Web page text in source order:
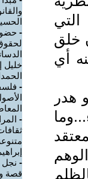
خلق
أي
هدر
-
خليل
-
-
- نجل
قصة